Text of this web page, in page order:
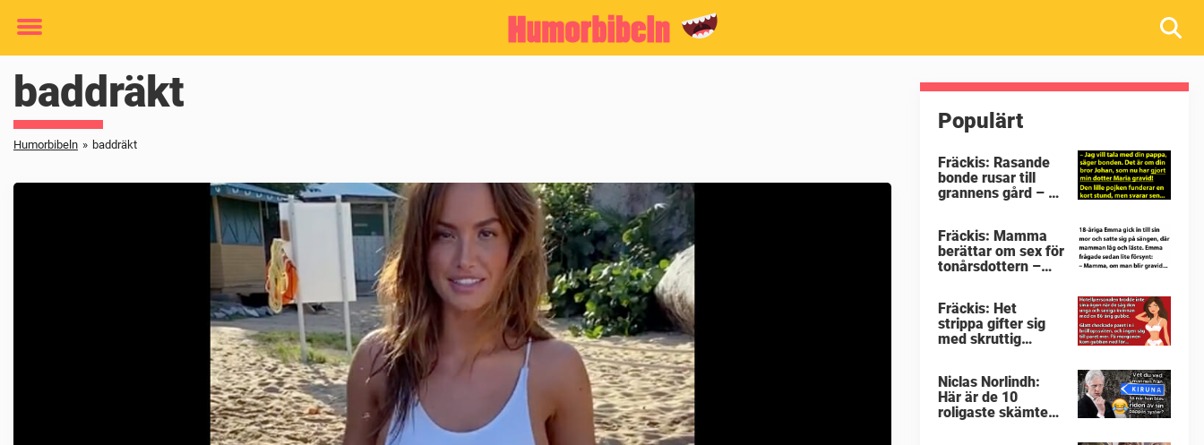
Toggle
baddräkt
Humorbibeln » baddräkt
Populärt
Fräckis: Rasande
bonde rusar till
grannens gård – då
honom mållös
Fräckis: Mamma
berättar om sex för
tonårsdottern –
Fräckis: Het
strippa gifter sig
med skruttig
avslöjas gubbens
hemlighet
Niclas Norlindh:
Här är de 10
roligaste skämten